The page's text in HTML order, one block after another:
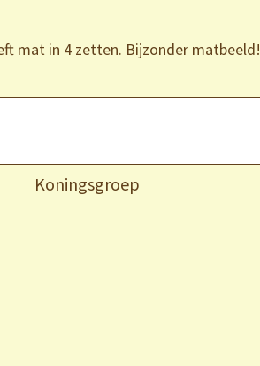
mat in 4 zetten. Bijzonder matbeeld!
Koningsgroep